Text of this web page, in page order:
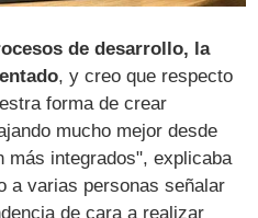
de desarrollo, la
, y creo que respecto
forma de crear
mucho mejor desde
más integrados", explicaba
a varias personas señalar
de cara a realizar